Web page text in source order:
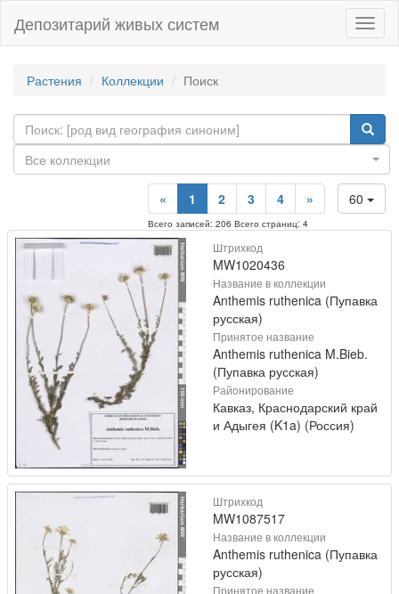
Депозитарий живых систем
Растения Коллекции Поиск
Все коллекции
60
« 1 2 3 4 »
Всего записей: 206 Всего страниц: 4
Штрихкод
MW1020436
Название в коллекции
Anthemis ruthenica (Пупавка
русская)
Принятое название
Anthemis ruthenica M.Bieb.
(Пупавка русская)
Районирование
Кавказ, Краснодарский край
и Адыгея (K1a) (Россия)
Штрихкод
MW1087517
Название в коллекции
Anthemis ruthenica (Пупавка
русская)
Принятое название